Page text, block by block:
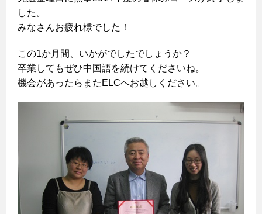
した。
みなさんお疲れ様でした！
この1か月間、いかがでしたでしょうか？
卒業してもぜひ中国語を続けてくださいね。
機会があったらまたELCへお越しください。